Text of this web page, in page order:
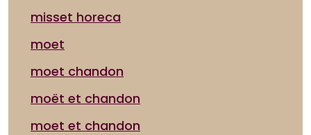
misset horeca
moet
moet chandon
moët et chandon
moet et chandon